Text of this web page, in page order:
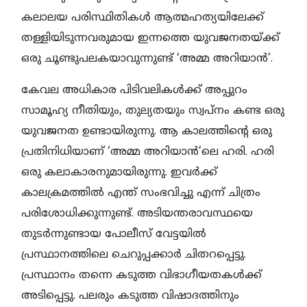
കലാലയ പരിസ്ഥിതികൾ ആത്മഹത്യയിലേക്ക്
തള്ളിയിടുന്നവരുമായ ഇന്നത്തെ യുവജനതയ്ക്ക്
ഒരു ചൂണ്ടുപലകയാവുന്നുണ്ട് ‘അമ്മ അറിയാൻ’.
കേവല അധികാര പിടിവലികൾക്ക് അപ്പുറം
സാമൂഹ്യ നീതിയും, തുല്യതയും സ്വപ്നം കണ്ട ഒരു
യുവജനത ഉണ്ടായിരുന്നു. ആ കാലത്തിന്റെ ഒരു
പ്രതിനിധിയാണ് ‘അമ്മ അറിയാൻ’ലെ ഹരി. ഹരി
ഒരു കലാകാരനുമായിരുന്നു. ഇവർക്ക്
കാലക്രമത്തിൽ എന്ത് സംഭവിച്ചു എന്ന് ചിത്രം
പരിശോധിക്കുന്നുണ്ട്. അടിയന്തരാവസ്ഥയെ
തുടർന്നുണ്ടായ പോലീസ് വേട്ടയിൽ
പ്രസ്ഥാനത്തിലെ ചെറുപ്പക്കാർ ചിതറപ്പെട്ടു.
പ്രസ്ഥാനം തന്നെ കടുത്ത വിഭാഗീയതകൾക്ക്
അടിപ്പെട്ടു. പലരും കടുത്ത വിഷാദത്തിനും